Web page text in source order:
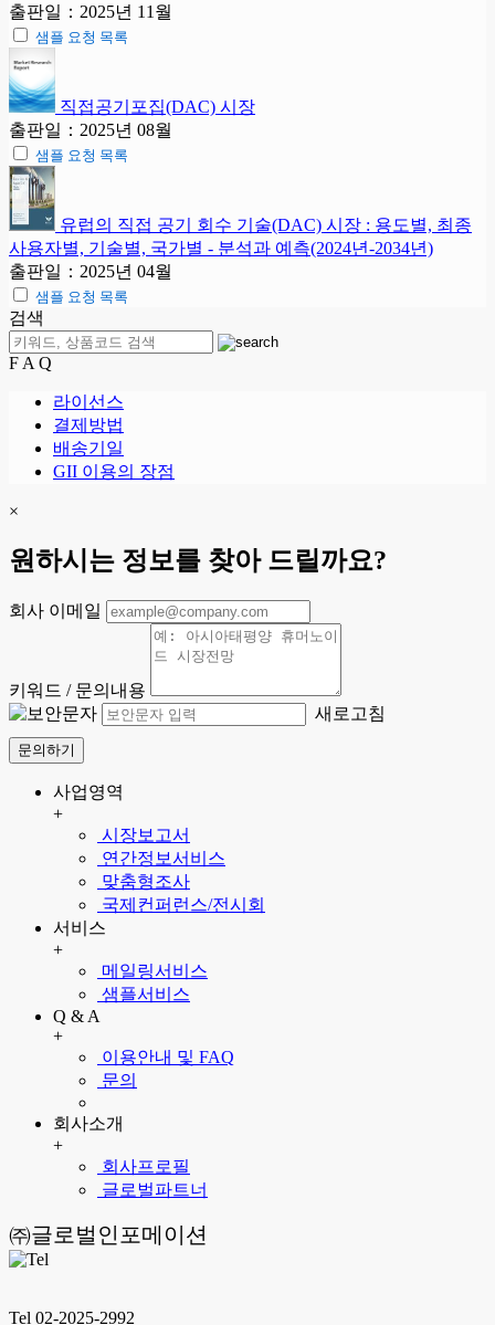
출판일：2025년 11월
샘플 요청 목록
직접공기포집(DAC) 시장
출판일：2025년 08월
샘플 요청 목록
유럽의 직접 공기 회수 기술(DAC) 시장 : 용도별, 최종
사용자별, 기술별, 국가별 - 분석과 예측(2024년-2034년)
출판일：2025년 04월
샘플 요청 목록
검색
F A Q
라이선스
결제방법
배송기일
GII 이용의 장점
×
원하시는 정보를 찾아 드릴까요?
회사 이메일
키워드 / 문의내용
새로고침
문의하기
사업영역
+
시장보고서
연간정보서비스
맞춤형조사
국제컨퍼런스/전시회
서비스
+
메일링서비스
샘플서비스
Q & A
+
이용안내 및 FAQ
문의
회사소개
+
회사프로필
글로벌파트너
㈜글로벌인포메이션
Tel 02-2025-2992